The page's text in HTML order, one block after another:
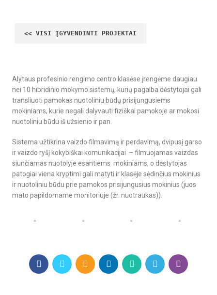
Alytaus profesinio rengimo centro klasėse įrengėme daugiau
nei 10 hibridinio mokymo sistemų, kurių pagalba dėstytojai gali
transliuoti pamokas nuotoliniu būdų prisijungusiems
mokiniams, kurie negali dalyvauti fiziškai pamokoje ar mokosi
nuotoliniu būdu iš užsienio ir pan.
Sistema užtikrina vaizdo filmavimą ir perdavimą, dvipusį garso
ir vaizdo ryšį kokybiškai komunikacijai – filmuojamas vaizdas
siunčiamas nuotolyje esantiems mokiniams, o dėstytojas
patogiai viena kryptimi gali matyti ir klasėje sėdinčius mokinius
ir nuotoliniu būdu prie pamokos prisijungusius mokinius (juos
mato papildomame monitoriuje (žr. nuotraukas)).